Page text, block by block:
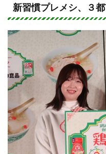
e
c
e
b
o
o
k
新習慣プレメシ、３